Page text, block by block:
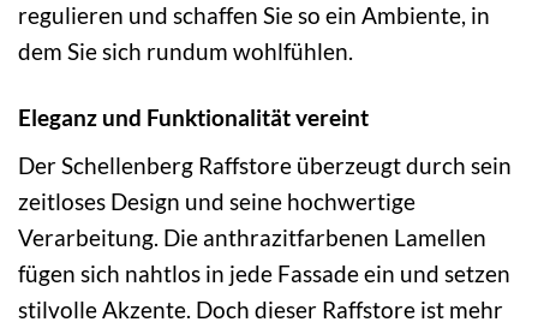
regulieren und schaffen Sie so ein Ambiente, in
dem Sie sich rundum wohlfühlen.
Eleganz und Funktionalität vereint
Der Schellenberg Raffstore überzeugt durch sein
zeitloses Design und seine hochwertige
Verarbeitung. Die anthrazitfarbenen Lamellen
fügen sich nahtlos in jede Fassade ein und setzen
stilvolle Akzente. Doch dieser Raffstore ist mehr